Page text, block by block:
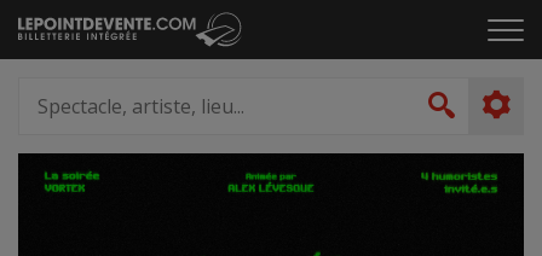
Passer
au
le
artiste,
lieu...